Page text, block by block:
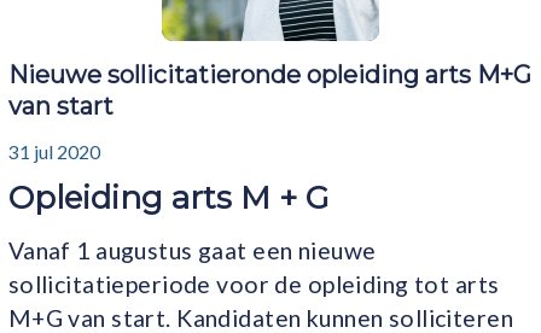
Nieuwe sollicitatieronde opleiding arts M+G
van start
31 jul 2020
Opleiding arts M + G
Vanaf 1 augustus gaat een nieuwe
sollicitatieperiode voor de opleiding tot arts
M+G van start. Kandidaten kunnen solliciteren